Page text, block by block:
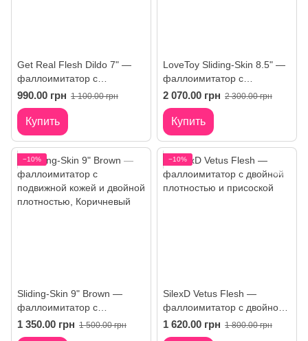
Get Real Flesh Dildo 7" —
фаллоимитатор с
мошонкой и присоской от
Toy Joy
990.00 грн 1 100.00 грн
Купить
LoveToy Sliding-Skin 8.5" —
фаллоимитатор с
подвижной кожей и
присоской
2 070.00 грн 2 300.00 грн
Купить
−10%
Sliding-Skin 9" Brown —
фаллоимитатор с
подвижной кожей и двойной
плотностью
1 350.00 грн 1 500.00 грн
−10%
SilexD Vetus Flesh —
фаллоимитатор с двойной
плотностью и присоской
1 620.00 грн 1 800.00 грн